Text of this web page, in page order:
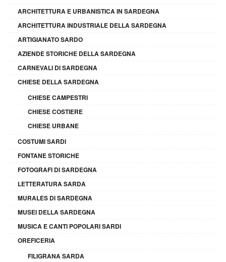
ARCHITETTURA E URBANISTICA IN SARDEGNA
ARCHITETTURA INDUSTRIALE DELLA SARDEGNA
ARTIGIANATO SARDO
AZIENDE STORICHE DELLA SARDEGNA
CARNEVALI DI SARDEGNA
CHIESE DELLA SARDEGNA
CHIESE CAMPESTRI
CHIESE COSTIERE
CHIESE URBANE
COSTUMI SARDI
FONTANE STORICHE
FOTOGRAFI DI SARDEGNA
LETTERATURA SARDA
MURALES DI SARDEGNA
MUSEI DELLA SARDEGNA
MUSICA E CANTI POPOLARI SARDI
OREFICERIA
FILIGRANA SARDA